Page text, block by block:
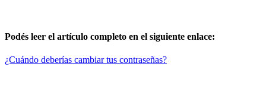
Podés leer el artículo completo en el siguiente enlace:
¿Cuándo deberías cambiar tus contraseñas?